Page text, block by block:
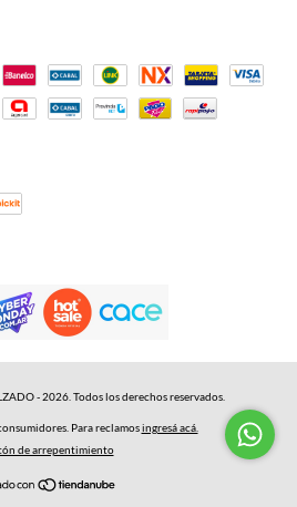
- 2026. Todos los derechos reservados.
Para reclamos ingresá acá.
de arrepentimiento